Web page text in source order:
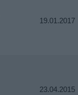
19.01.2017
23.04.2015